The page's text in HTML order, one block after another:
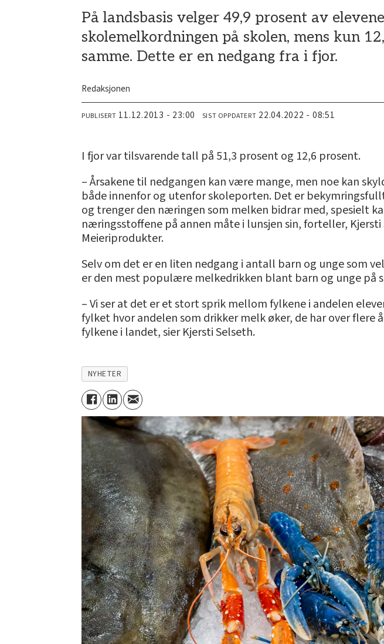
På landsbasis velger 49,9 prosent av
skolemelkordningen på skolen, mens kun
samme. Dette er en nedgang fra i fjor.
Redaksjonen
PUBLISERT 11.12.2013 - 23:00 SIST OPPDATERT 22.04.2022 - 08:51
I fjor var tilsvarende tall på 51,3 prosent og 12,6 prosent.
– Årsakene til nedgangen kan være mange, men noe kan
både innenfor og utenfor skoleporten. Det er
og trenger den næringen som melken bidrar med, spesielt
næringsstoffene på annen måte i lunsjen sin, forteller,
Meieriprodukter.
Selv om det er en liten nedgang i antall barn og unge som
er den mest populære melkedrikken blant barn og unge på
– Vi ser at det er et stort sprik mellom fylkene i andelen
fylket hvor andelen som drikker melk øker, de har over
fylkene i landet, sier Kjersti Selseth.
NYHETER